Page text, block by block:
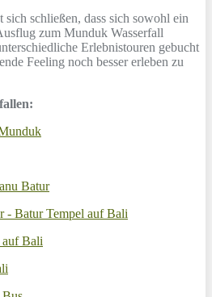
sich schließen, dass sich sowohl ein
zum Munduk Wasserfall
Erlebnistouren gebucht
Feeling noch besser erleben zu
- Batur Tempel auf Bali